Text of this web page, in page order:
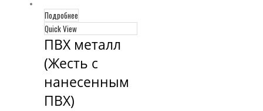
Подробнее
Quick View
ПВХ металл
(Жесть с
нанесенным
ПВХ)